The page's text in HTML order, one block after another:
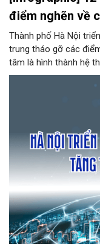
điểm nghẽn về
Thành phố Hà Nội
trung tháo gỡ các
tâm là hình thành hệ
"đúng, đủ, sạch,